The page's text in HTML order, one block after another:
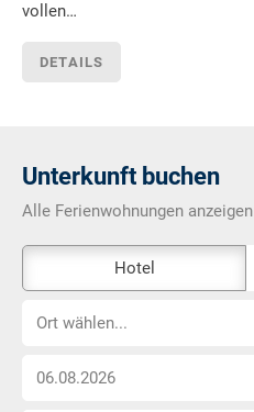
vollen…
DETAILS
Unterkunft buchen
Alle Ferienwohnungen anzeigen
Externe-
Buchungstool
nicht
Hotel
OrtOrt wählen...
Anreise